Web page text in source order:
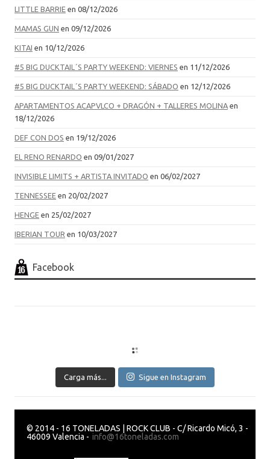
LITTLE BARRIE en 08/12/2026
MAMAS GUN en 09/12/2026
KITAI en 10/12/2026
#5 BIG DUCKTAIL´S PARTY WEEKEND: VIERNES en 11/12/2026
#5 BIG DUCKTAIL´S PARTY WEEKEND: SÁBADO en 12/12/2026
APARTAMENTOS ACAPVLCO + DRAGÓN + TALLERES MOLINA en
18/12/2026
DEF CON DOS en 19/12/2026
EL RENO RENARDO en 09/01/2027
INVISIBLE LIMITS + ARTISTA INVITADO en 06/02/2027
TENNESSEE en 20/02/2027
HENGE en 25/02/2027
IBERIAN TOUR en 10/03/2027
Facebook
Carga más... Sigue en Instagram
© 2014 - 16 TONELADAS | ROCK CLUB - C/ Ricardo Micó, 3 -
46009 Valencia - info@16toneladas.com